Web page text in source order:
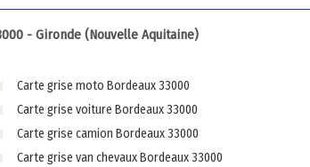
- Gironde (Nouvelle Aquitaine)
Carte grise moto Bordeaux 33000
Carte grise voiture Bordeaux 33000
Carte grise camion Bordeaux 33000
Carte grise van chevaux Bordeaux 33000